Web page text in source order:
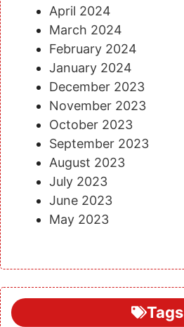
April 2024
March 2024
February 2024
January 2024
December 2023
November 2023
October 2023
September 2023
August 2023
July 2023
June 2023
May 2023
Tags